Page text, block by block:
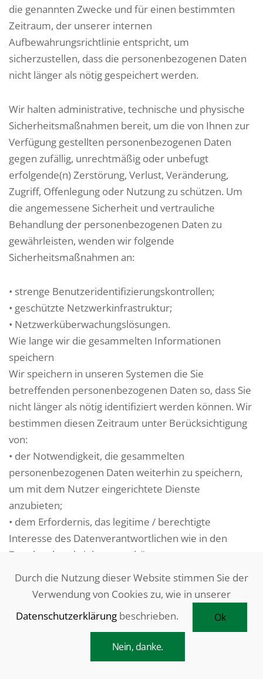
die genannten Zwecke und für einen bestimmten
Zeitraum, der unserer internen
Aufbewahrungsrichtlinie entspricht, um
sicherzustellen, dass die personenbezogenen Daten
nicht länger als nötig gespeichert werden.
Wir halten administrative, technische und physische
Sicherheitsmaßnahmen bereit, um die von Ihnen zur
Verfügung gestellten personenbezogenen Daten
gegen zufällig, unrechtmäßig oder unbefugt
erfolgende(n) Zerstörung, Verlust, Veränderung,
Zugriff, Offenlegung oder Nutzung zu schützen. Um
die angemessene Sicherheit und vertrauliche
Behandlung der personenbezogenen Daten zu
gewährleisten, wenden wir folgende
Sicherheitsmaßnahmen an:
• strenge Benutzeridentifizierungskontrollen;
• geschützte Netzwerkinfrastruktur;
• Netzwerküberwachungslösungen.
Wie lange wir die gesammelten Informationen
speichern
Wir speichern in unseren Systemen die Sie
betreffenden personenbezogenen Daten so, dass Sie
nicht länger als nötig identifiziert werden können. Wir
bestimmen diesen Zeitraum unter Berücksichtigung
von:
• der Notwendigkeit, die gesammelten
personenbezogenen Daten weiterhin zu speichern,
um mit dem Nutzer eingerichtete Dienste
anzubieten;
• dem Erfordernis, das legitime / berechtigte
Interesse des Datenverantwortlichen wie in den
Zwecken beschrieben zu schützen;
• dem Vorhandensein spezifischer rechtlicher
(nationaler) Verpflichtungen, die die Verarbeitung und
die damit verbundene Speicherung für bestimmte
Zeiträume notwendig machen.
gilt dabei ergänzend Folgendes:
Durch die Nutzung dieser Website stimmen Sie der
Verwendung von Cookies zu, wie in unserer
Datenschutzerklärung beschrieben. Ok
Nein, danke.